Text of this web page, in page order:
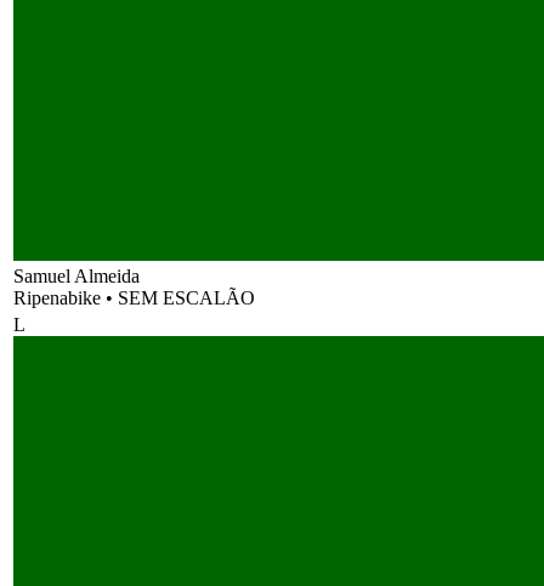
Samuel Almeida
Ripenabike • SEM ESCALÃO
L